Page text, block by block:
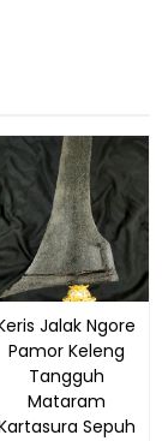
Jalak Ngore
Pamor Keleng
Tangguh
Mataram
Sepuh